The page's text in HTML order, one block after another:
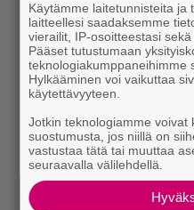
Käytämme laitetunnisteita ja
laitteellesi saadaksemme
vierailit, IP-osoitteestasi
Pääset tutustumaan
teknologiakumppaneihimme
Hylkääminen voi vaikuttaa
käytettävyyteen.
Jotkin teknologiamme voivat
suostumusta, jos niillä on
vastustaa tätä tai muuttaa
seuraavalla välilehdellä.